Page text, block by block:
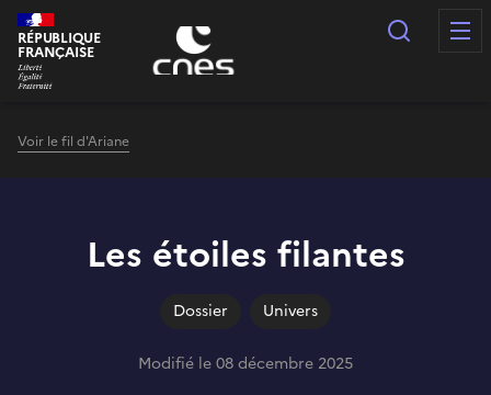
Panneau de gestion des cookies
RÉPUBLIQUE
FRANÇAISE
Voir le fil d'Ariane
Les étoiles filantes
Dossier Univers
Modifié le 08 décembre 2025